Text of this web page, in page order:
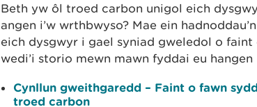
Beth yw ôl troed carbon unigol eich
angen i’w wrthbwyso? Mae ein
eich dysgwyr i gael syniad gweledol o
wedi’i storio mewn mawn fyddai eu
Cynllun gweithgaredd – Faint o fawn
troed carbon